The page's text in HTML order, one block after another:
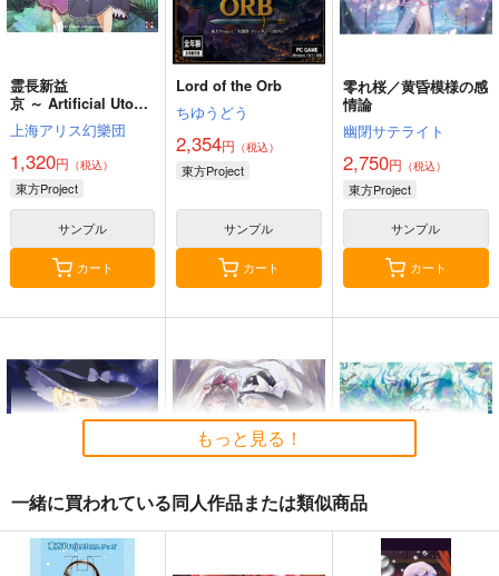
霊長新益
京 ～ Artificial Utopia
in Ruins.
上海アリス幻樂団
1,320円 （税込）
東方Project
サンプル
カート
Lord of the Orb
ちゆうどう
2,354円 （税込）
東方Project
サンプル
カート
零れ桜／黄昏模様の感
情論
幽閉サテライト
2,750円 （税込）
東方Project
サンプル
カート
星に寄せる想い/色は
東方錦上
もっと見る！
一緒に買われている同人作品または類似商品